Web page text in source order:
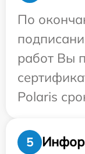
По
работ Вы
Polaris
5